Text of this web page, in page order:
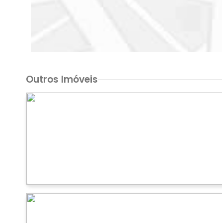
Outros Imóveis